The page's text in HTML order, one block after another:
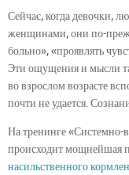
Сейчас, когда девочки,
женщинами, они по-
больно», «проявлять
Эти ощущения и мысли
во взрослом возрасте
почти не удается.
На тренинге «Системно-
происходит мощнейшая
насильственного